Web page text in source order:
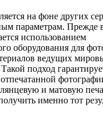
на фоне других
параметрам. Прежде
использованием
оборудования для
ведущих
подход
отпечатанной
и матовую
именно тот